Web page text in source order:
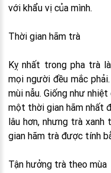
với khẩu vị của mình.
Thời gian hãm trà
Kỵ nhất trong pha trà
mọi người đều mắc
mùi nẫu. Giống như
một thời gian hãm nhất
lâu hơn, nhưng trà xanh
gian hãm trà được tính
Tận hưởng trà theo mùa